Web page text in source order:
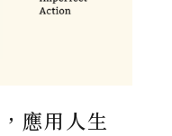
應用人生